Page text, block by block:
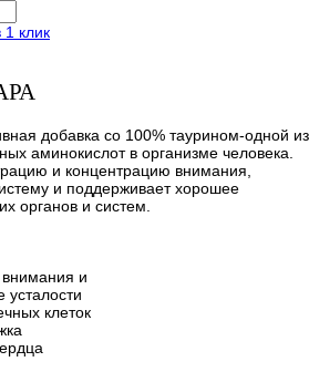
1 клик
добавка со 100% таурином-одной из
аминокислот в организме человека.
и концентрацию внимания,
и поддерживает хорошее
органов и систем.
и
усталости
клеток